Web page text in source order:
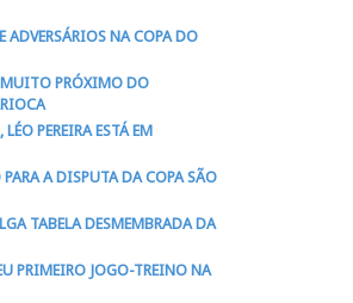
ADVERSÁRIOS NA COPA DO
MUITO PRÓXIMO DO
PEREIRA ESTÁ EM
A DISPUTA DA COPA SÃO
TABELA DESMEMBRADA DA
PRIMEIRO JOGO-TREINO NA